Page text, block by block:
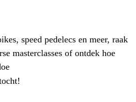
speed pedelecs en meer, raak
masterclasses of ontdek hoe